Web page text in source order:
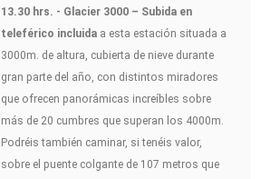
13.30 hrs. - Glacier 3000 – Subida en
teleférico incluida a esta estación situada a
3000m. de altura, cubierta de nieve durante
gran parte del año, con distintos miradores
que ofrecen panorámicas increíbles sobre
más de 20 cumbres que superan los 4000m.
Podréis también caminar, si tenéis valor,
sobre el puente colgante de 107 metros que